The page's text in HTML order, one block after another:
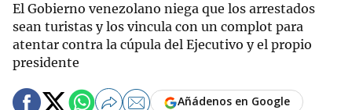
El Gobierno venezolano niega que los arrestados
sean turistas y los vincula con un complot para
atentar contra la cúpula del Ejecutivo y el propio
presidente
Añádenos en Google